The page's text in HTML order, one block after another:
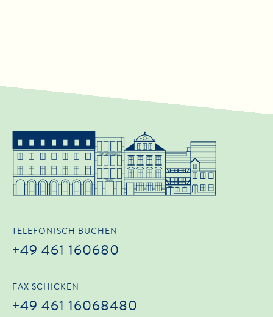
TELEFONISCH BUCHEN
+49 461 160680
FAX SCHICKEN
+49 461 16068480